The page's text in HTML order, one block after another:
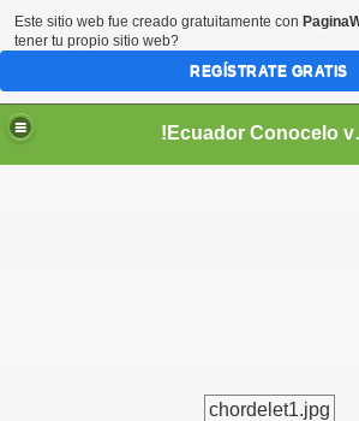
chordelet1.jpg
Este sitio web fue creado gratuitamente con
tener tu propio sitio web?
REGÍSTRATE GRATIS